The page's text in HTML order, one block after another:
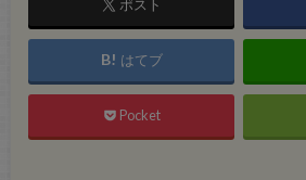
ポスト
はてブ
Pocket